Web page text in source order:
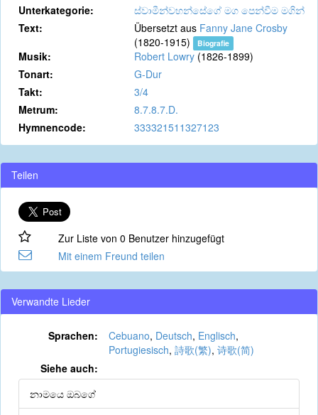
Unterkategorie:
ස්වාමීන්වහන්සේගේ මග පෙන්වීම මගින්
Text:
Übersetzt aus Fanny Jane Crosby
(1820-1915)
Biografie
Musik: Robert Lowry (1826-1899)
Tonart:
G-Dur
Takt:
3/4
Metrum:
8.7.8.7.D.
Hymnencode:
333321511327123
Teilen
Zur Liste von 0 Benutzer hinzugefügt
Mit einem Freund teilen
Verwandte Lieder
Sprachen: Cebuano, Deutsch, Englisch,
Portugiesisch, 詩歌(繁), 诗歌(简)
Siehe auch:
නාමයෙ ඔබගේ